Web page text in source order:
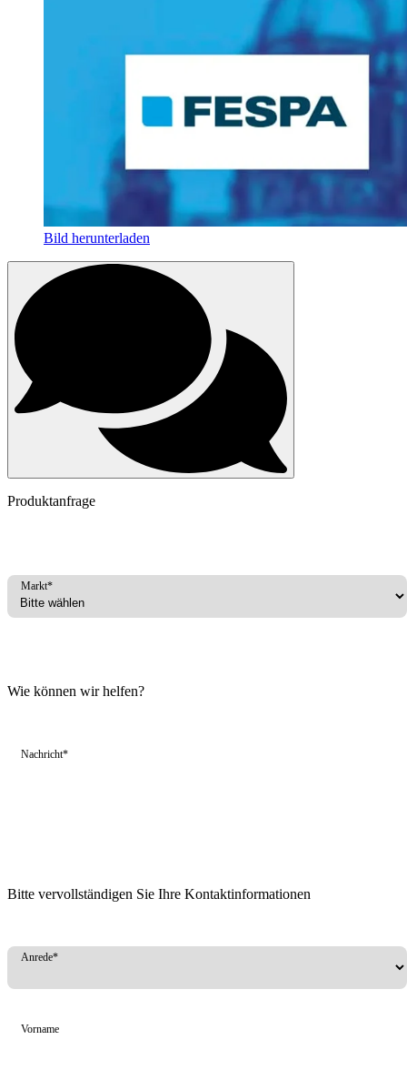
Bild herunterladen
Produktanfrage
Markt*
Wie können wir helfen?
Nachricht*
Bitte vervollständigen Sie Ihre Kontaktinformationen
Anrede*
Vorname